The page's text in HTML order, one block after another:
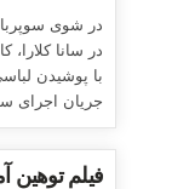
در شوی
در سانا کلارا،
با پوشیدن
جریان اجرای سوپربال
فیلم توهین